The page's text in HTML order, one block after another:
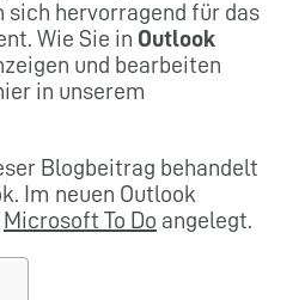
sich hervorragend für das
Wie Sie in Outlook
und bearbeiten
in unserem
Blogbeitrag behandelt
Im neuen Outlook
Microsoft To Do angelegt.